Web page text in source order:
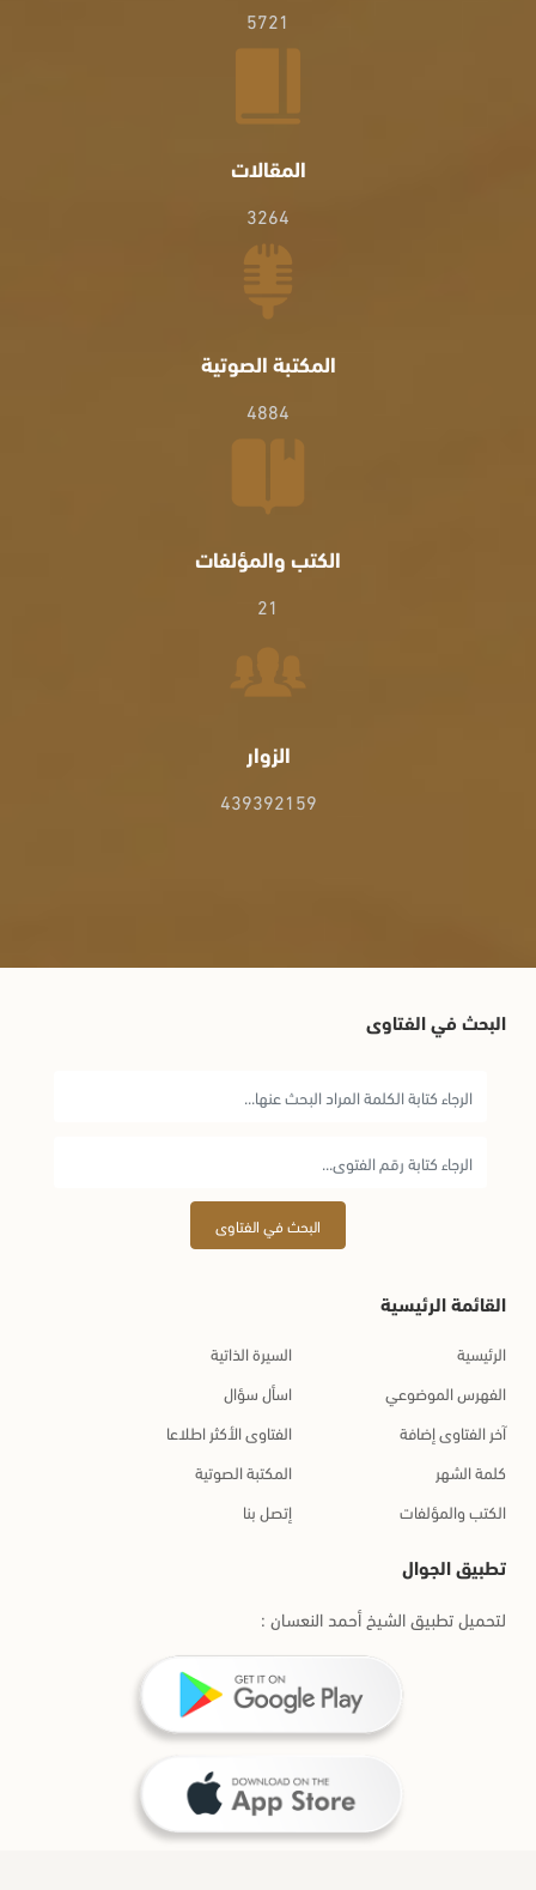
5721
المقالات
3264
المكتبة الصوتية
4884
الكتب والمؤلفات
21
الزوار
439392159
البحث في الفتاوى
البحث في الفتاوى
القائمة الرئيسية
الرئيسية
السيرة الذاتية
الفهرس الموضوعي
اسأل سؤال
آخر الفتاوى إضافة
الفتاوى الأكثر اطلاعا
كلمة الشهر
المكتبة الصوتية
الكتب والمؤلفات
إتصل بنا
تطبيق الجوال
لتحميل تطبيق الشيخ أحمد النعسان :